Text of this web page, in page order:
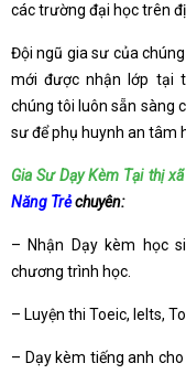
các trường đại học trên
Đội ngũ gia sư của
mới được nhận lớp tại
chúng tôi luôn sẵn sàng
sư để phụ huynh an tâm
Gia Sư Dạy Kèm Tại thị
Năng Trẻchuyên:
– Nhận Dạy kèm học
chương trình học.
– Luyện thi Toeic, Ielts,
– Dạy kèm tiếng anh